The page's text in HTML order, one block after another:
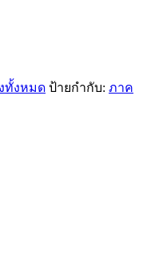
ทั้งหมด ป้ายกำกับ: ภาค